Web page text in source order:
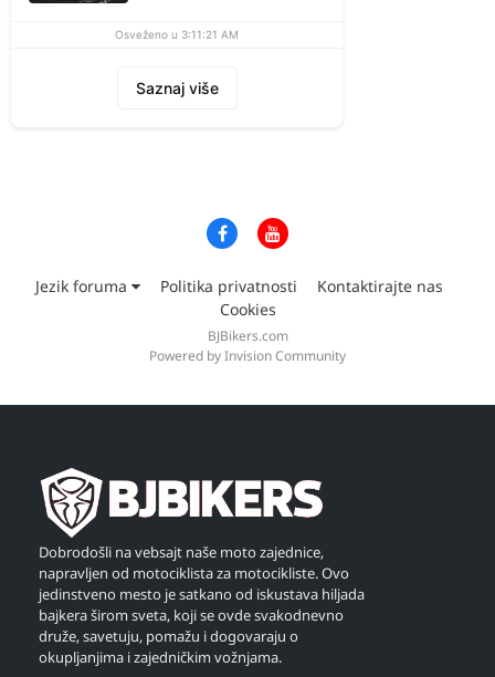
Osveženo u 3:11:21 AM
Saznaj više
Jezik foruma Politika privatnosti
Kontaktirajte nas
Cookies
BJBikers.com
Powered by Invision Community
Dobrodošli na vebsajt naše moto zajednice,
napravljen od motociklista za motocikliste. Ovo
jedinstveno mesto je satkano od iskustava hiljada
bajkera širom sveta, koji se ovde svakodnevno
druže, savetuju, pomažu i dogovaraju o
okupljanjima i zajedničkim vožnjama.